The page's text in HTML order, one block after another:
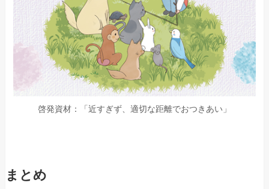
啓発資材：「近すぎず、適切な距離でおつきあい」
まとめ